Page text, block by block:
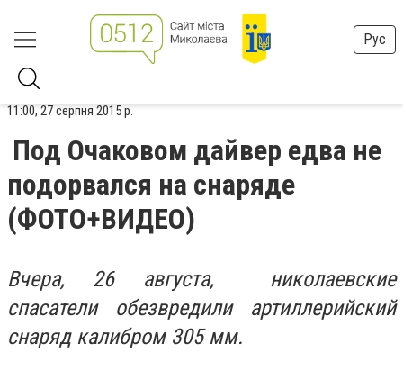
Рус
11:00, 27 серпня 2015 р.
Под Очаковом дайвер едва не
подорвался на снаряде
(ФОТО+ВИДЕО)
Вчера, 26 августа, николаевские
спасатели обезвредили артиллерийский
снаряд калибром 305 мм.